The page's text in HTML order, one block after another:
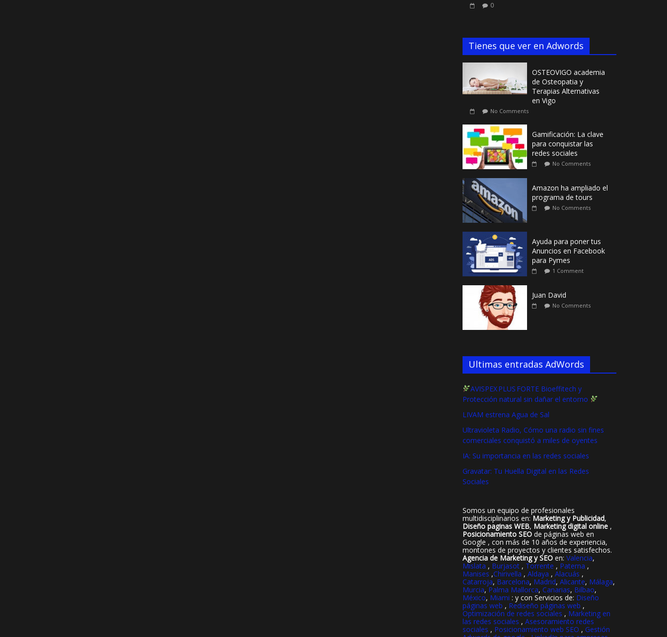
0
Tienes que ver en Adwords
OSTEOVIGO academia
de Osteopatia y
Terapias Alternativas
en Vigo
No Comments
Gamificación: La clave
para conquistar las
redes sociales
No Comments
Amazon ha ampliado el
programa de tours
No Comments
Ayuda para poner tus
Anuncios en Facebook
para Pymes
1 Comment
Juan David
No Comments
Ultimas entradas AdWords
AVISPEX PLUS FORTE Bioeffitech y
Protección natural sin dañar el entorno
LIVAM estrena Agua de Sal
Ultravioleta Radio, Cómo una radio sin fines
comerciales conquistó a miles de oyentes
IA: Su importancia en las redes sociales
Gravatar: Tu Huella Digital en las Redes
Sociales
Somos un equipo de profesionales
multidisciplinarios en:Marketing y Publicidad,
Diseño paginas WEB, Marketing digital online ,
Posicionamiento SEO de páginas web en
Google , con más de 10 años de experiencia,
montones de proyectos y clientes satisfechos.
Agencia de Marketing y SEO en: Valencia,
Mislata , Burjasot , Torrente , Paterna ,
Manises ,Chirivella , Aldaya , Alacuás ,
Catarroja, Barcelona, Madrid, Alicante, Málaga,
Murcia,Palma Mallorca, Canarias, Bilbao,
México, Miami : y con Servicios de: Diseño
páginas web , Rediseño páginas web ,
Optimización de redes sociales , Marketing en
las redes sociales , Asesoramiento redes
sociales , Posicionamiento web SEO , Gestión